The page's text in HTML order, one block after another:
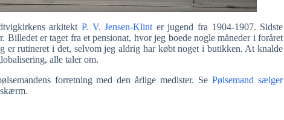
arkitektP. V. Jensen-Klint er jugend fra 1904-1907. Sidste
er taget fra et pensionat, hvor jeg boede nogle måneder i foråret
er rutineret i det, selvom jeg aldrig har købt noget i butikken. At knalde
alle taler om.
forretning med den årlige medister. SePølsemand sælger